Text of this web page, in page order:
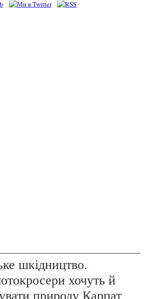
шкідництво.
хочуть й
природу Карпат